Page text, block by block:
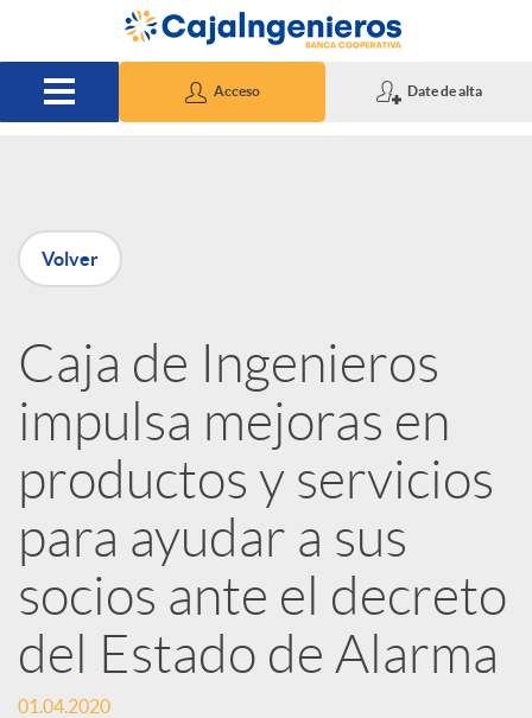
Saltar al contenido principal
Acceso Date de alta
P
u
b
l
i
c
a
Volver
Caja de Ingenieros
impulsa mejoras en
productos y servicios
para ayudar a sus
socios ante el decreto
del Estado de Alarma
01.04.2020